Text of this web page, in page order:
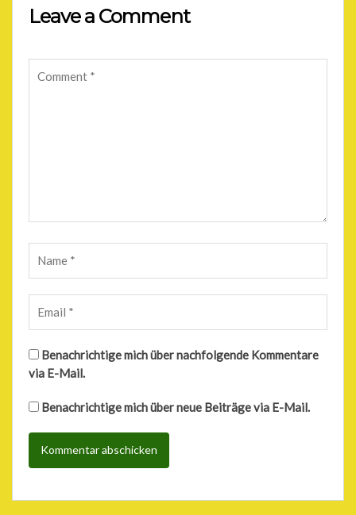
Leave a Comment
Benachrichtige mich über nachfolgende Kommentare
via E-Mail.
Benachrichtige mich über neue Beiträge via E-Mail.